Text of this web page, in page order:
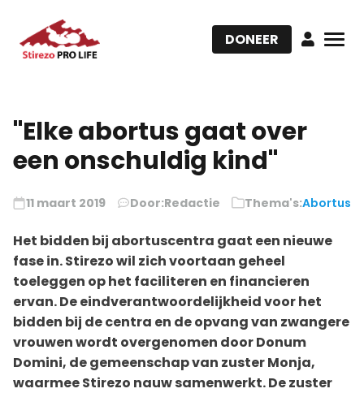
DONEER
"Elke abortus gaat over
een onschuldig kind"
11 maart 2019 Door:Redactie Thema's:Abortus
Het bidden bij abortuscentra gaat een nieuwe
fase in. Stirezo wil zich voortaan geheel
toeleggen op het faciliteren en financieren
ervan. De eindverantwoordelijkheid voor het
bidden bij de centra en de opvang van zwangere
vrouwen wordt overgenomen door Donum
Domini, de gemeenschap van zuster Monja,
waarmee Stirezo nauw samenwerkt. De zuster